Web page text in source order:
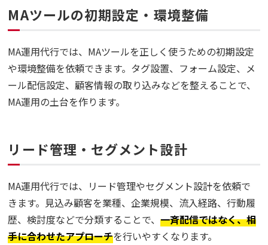
MAツールの初期設定・環境整備
MA運用代行では、MAツールを正しく使うための初期設定
や環境整備を依頼できます。タグ設置、フォーム設定、メ
ール配信設定、顧客情報の取り込みなどを整えることで、
MA運用の土台を作ります。
リード管理・セグメント設計
MA運用代行では、リード管理やセグメント設計を依頼で
きます。見込み顧客を業種、企業規模、流入経路、行動履
歴、検討度などで分類することで、一斉配信ではなく、相
手に合わせたアプローチを行いやすくなります。